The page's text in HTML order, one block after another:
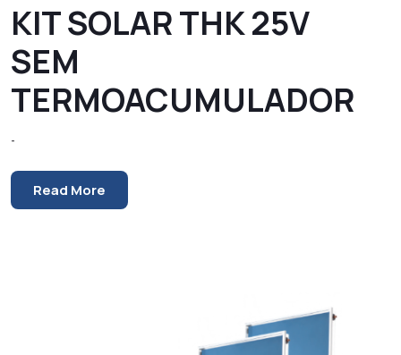
KIT SOLAR THK 25V
SEM
TERMOACUMULADOR
-
Read More